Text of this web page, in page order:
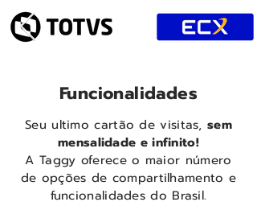
Funcionalidades
Seu ultimo cartão de visitas,sem
mensalidade e infinito!
A Taggy oferece o maior número
de opções de compartilhamento e
funcionalidades do Brasil.